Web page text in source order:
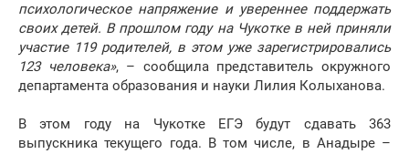
психологическое напряжение и увереннее поддержать
своих детей. В прошлом году на Чукотке в ней приняли
участие 119 родителей, в этом уже зарегистрировались
123 человека», – сообщила представитель окружного
департамента образования и науки Лилия Колыханова.
В этом году на Чукотке ЕГЭ будут сдавать 363
выпускника текущего года. В том числе, в Анадыре –